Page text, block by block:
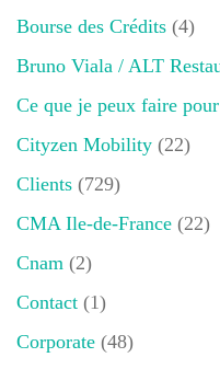
Bourse des Crédits (4)
Bruno Viala / ALT
Ce que je peux faire
Cityzen Mobility (22)
Clients (729)
CMA Ile-de-France (22)
Cnam (2)
Contact (1)
Corporate (48)